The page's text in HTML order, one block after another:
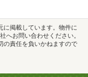
に掲載しています。物件に
へお問い合わせください。
の責任を負いかねますので